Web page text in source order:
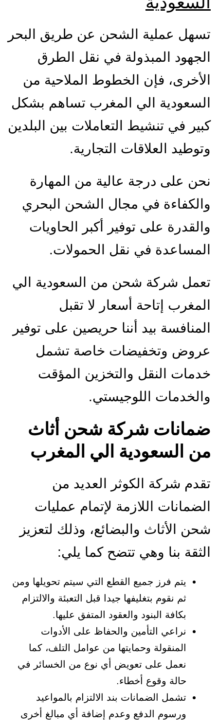
تسهل عملية الشحن عن طريق البحر
الجهود المبذولة في نقل الطرق
الأخرى، فإن الخطوط الملاحية من
السعودية الي المغرب تساهم بشكل
كبير في تنشيط التعاملات بين البلدين
وتوطيد العلاقات التجارية.
نحن على درجة عالية من المهارة
والكفاءة في مجال الشحن البحري
والقدرة على توفير أكبر الحاويات
المساعدة في نقل الحمولات.
تعمل شركة شحن من السعودية الي
المغرب إتاحة أسعار لا تقبل
المنافسة بيد أننا حريصين على توفير
عروض وتخفيضات خاصة تشمل
خدمات النقل والتخزين المؤقت
والخدمات اللوجيستي.
ضمانات شركة شحن أثاث
من السعودية الي المغرب
تقدم شركة الكوثر العديد من
الضمانات اللازمة لإتمام عمليات
شحن الأثاث والبضائع، وذلك لتعزيز
الثقة بنا وهي تتضح كما يلي:
يتم فرز جميع القطع التي سيتم تحويلها ومن
ثم نقوم بتغليفها جيدا قبل التعبئة والالتزام
بكافة البنود والعقود المتفق عليها.
نراعي التأمين والحفاظ على الأدوات
المنقولة وحمايتها من عوامل التلف، كما
نعمل على تعويض أي نوع من الخسائر في
حالة وقوع أخطاء.
تشمل الضمانات بند الالتزام بالمواعيد
ورسوم الدفع وعدم إضافة أي مبالغ أخرى